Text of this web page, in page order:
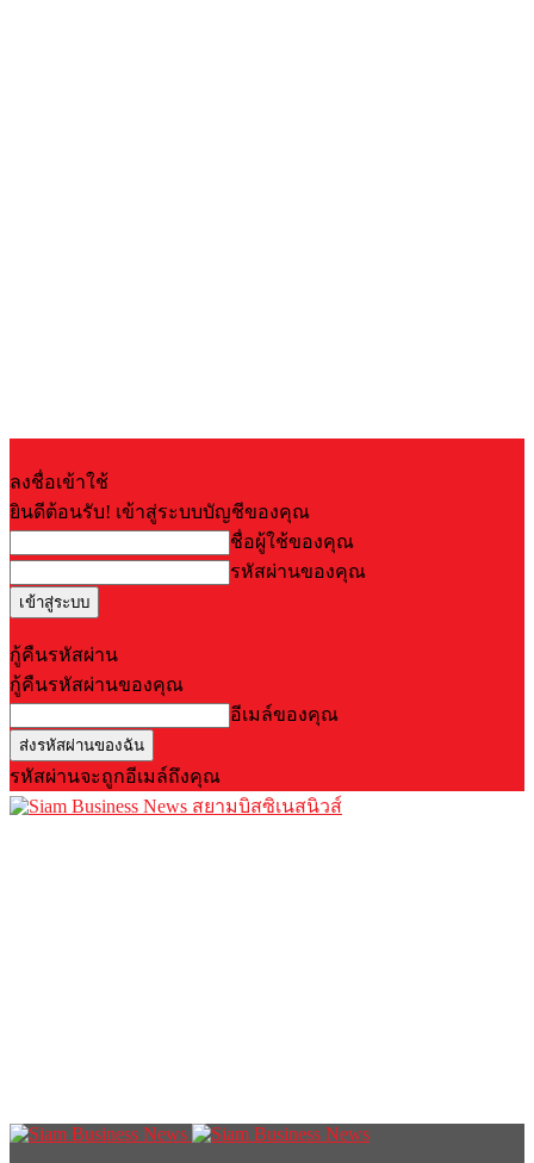
ลงชื่อเข้าใช้
ยินดีต้อนรับ! เข้าสู่ระบบบัญชีของคุณ
ชื่อผู้ใช้ของคุณ
รหัสผ่านของคุณ
กู้คืนรหัสผ่าน
กู้คืนรหัสผ่านของคุณ
อีเมล์ของคุณ
รหัสผ่านจะถูกอีเมล์ถึงคุณ
สยามบิสซิเนสนิวส์